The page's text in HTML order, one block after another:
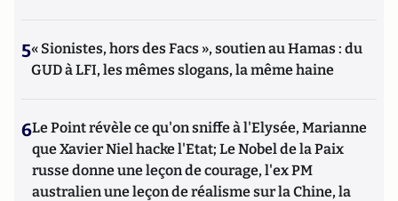
5« Sionistes, hors des Facs », soutien au Hamas : du
GUD à LFI, les mêmes slogans, la même haine
6Le Point révèle ce qu'on sniffe à l'Elysée, Marianne
que Xavier Niel hacke l'Etat; Le Nobel de la Paix
russe donne une leçon de courage, l'ex PM
australien une leçon de réalisme sur la Chine, la